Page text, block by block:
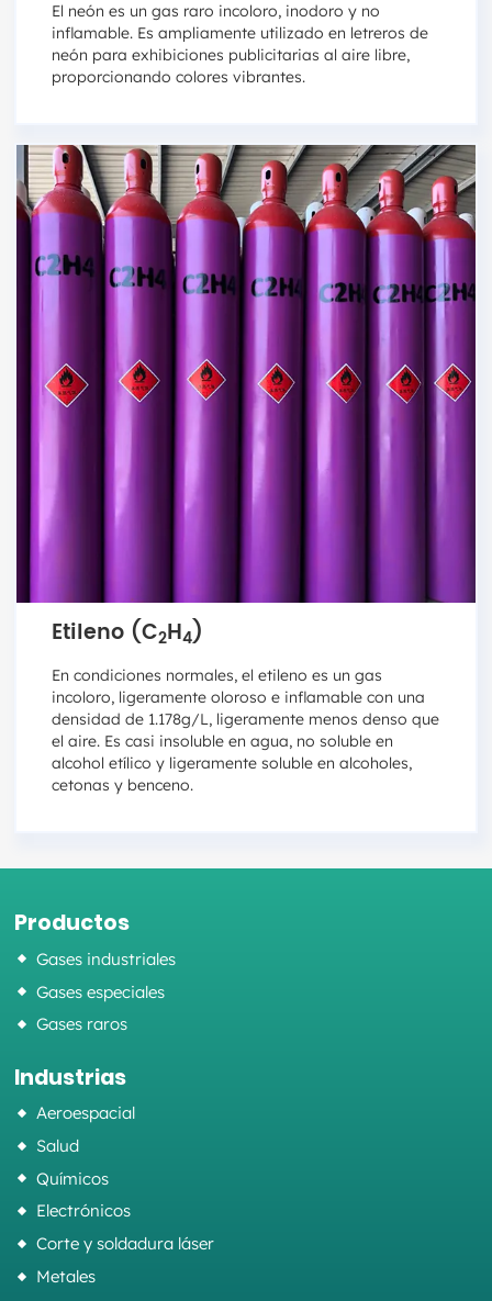
El neón es un gas raro incoloro, inodoro y no
inflamable. Es ampliamente utilizado en letreros de
neón para exhibiciones publicitarias al aire libre,
proporcionando colores vibrantes.
Etileno (C2H4)
En condiciones normales, el etileno es un gas
incoloro, ligeramente oloroso e inflamable con una
densidad de 1.178g/L, ligeramente menos denso que
el aire. Es casi insoluble en agua, no soluble en
alcohol etílico y ligeramente soluble en alcoholes,
cetonas y benceno.
Productos
Gases industriales
Gases especiales
Gases raros
Industrias
Aeroespacial
Salud
Químicos
Electrónicos
Corte y soldadura láser
Metales